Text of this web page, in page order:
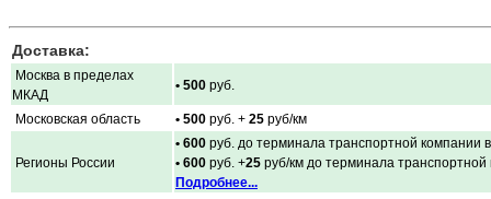
Доставка:
Москва в пределах
МКАД
• 500 руб.
Московская область • 500 руб. + 25 руб/км
Регионы России
• 600 руб. до терминала транспортной компании
• 600 руб. +25 руб/км до терминала
Подробнее...